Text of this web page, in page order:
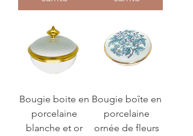
Bougie boite en
porcelaine
blanche et or
Bougie boîte en
porcelaine
ornée de fleurs